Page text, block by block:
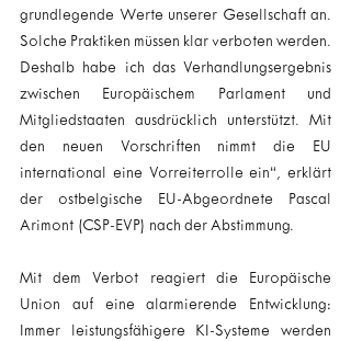
grundlegende Werte unserer Gesellschaft an.
Solche Praktiken müssen klar verboten werden.
Deshalb habe ich das Verhandlungsergebnis
zwischen Europäischem Parlament und
Mitgliedstaaten ausdrücklich unterstützt. Mit
den neuen Vorschriften nimmt die EU
international eine Vorreiterrolle ein“, erklärt
der ostbelgische EU-Abgeordnete Pascal
Arimont (CSP-EVP) nach der Abstimmung.
Mit dem Verbot reagiert die Europäische
Union auf eine alarmierende Entwicklung:
Immer leistungsfähigere KI-Systeme werden